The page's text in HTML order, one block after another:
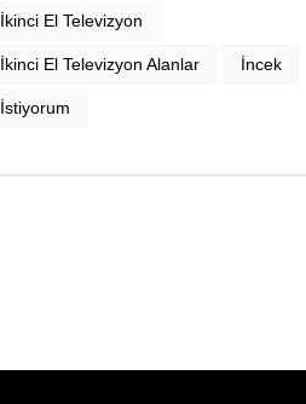
İkinci El Televizyon
İkinci El Televizyon Alanlar İncek
İstiyorum